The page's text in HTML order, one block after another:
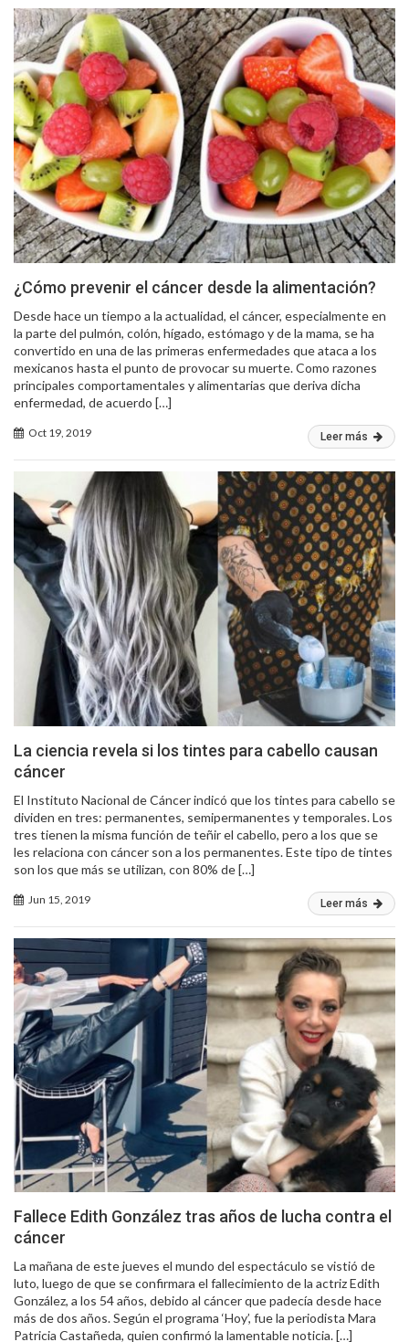
¿Cómo prevenir el cáncer desde la alimentación?
Desde hace un tiempo a la actualidad, el cáncer, especialmente en
la parte del pulmón, colón, hígado, estómago y de la mama, se ha
convertido en una de las primeras enfermedades que ataca a los
mexicanos hasta el punto de provocar su muerte. Como razones
principales comportamentales y alimentarias que deriva dicha
enfermedad, de acuerdo […]
Oct 19, 2019 Leer más
La ciencia revela si los tintes para cabello causan
cáncer
El Instituto Nacional de Cáncer indicó que los tintes para cabello se
dividen en tres: permanentes, semipermanentes y temporales. Los
tres tienen la misma función de teñir el cabello, pero a los que se
les relaciona con cáncer son a los permanentes. Este tipo de tintes
son los que más se utilizan, con 80% de […]
Jun 15, 2019 Leer más
Fallece Edith González tras años de lucha contra el
cáncer
La mañana de este jueves el mundo del espectáculo se vistió de
luto, luego de que se confirmara el fallecimiento de la actriz Edith
González, a los 54 años, debido al cáncer que padecía desde hace
más de dos años. Según el programa ‘Hoy’, fue la periodista Mara
Patricia Castañeda, quien confirmó la lamentable noticia. […]